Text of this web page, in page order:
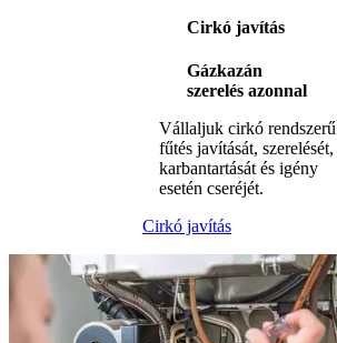
Cirkó javítás
Gázkazán
szerelés azonnal
Vállaljuk cirkó rendszerű
fűtés javítását, szerelését,
karbantartását és igény
esetén cseréjét.
Cirkó javítás